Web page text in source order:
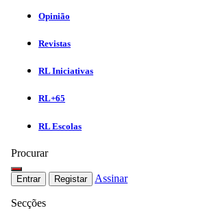
Opinião
Revistas
RL Iniciativas
RL+65
RL Escolas
Procurar
Entrar Registar Assinar
Secções